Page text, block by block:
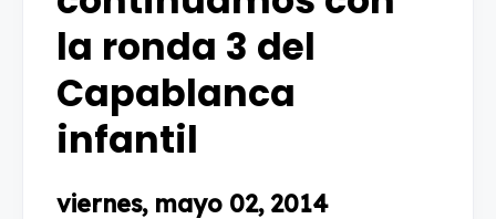
la ronda 3 del
Capablanca
infantil
viernes, mayo 02, 2014